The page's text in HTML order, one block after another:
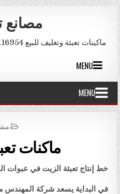
Skip to content
مصانع
ماكينات تعبئة وتغليف للبيع 01211116954 – 01211116956 – 01211116958
MENU
MENU
IN
ماكنات
خط إنتاج تعبئة الزيت في عبوات
في البداية يسعد شركة المهندس